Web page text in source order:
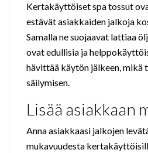
Kertakäyttöiset spa tossut
estävät asiakkaiden jalkoja
Samalla ne suojaavat lattiaa
ovat edullisia ja
hävittää käytön jälkeen, mikä
säilymisen.
Lisää asiakkaan
Anna asiakkaasi jalkojen
mukavuudesta